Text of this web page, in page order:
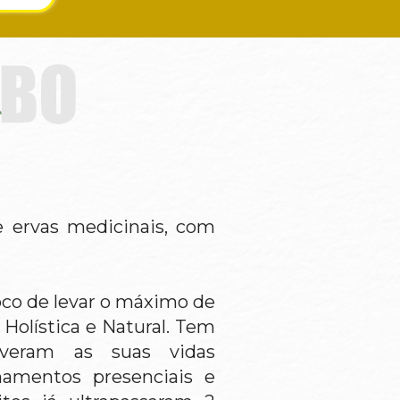
ervas medicinais, com
de levar o máximo de
e Natural. Tem
as suas vidas
presenciais e